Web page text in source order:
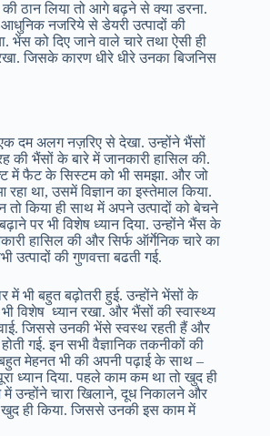
ठान लिया तो आगे बढ़ने से क्या डरना.
आधुनिक नजरिये से डेयरी उत्पादों की
भेंस को दिए जाने वाले चारे तथा ऐसी ही
जिसके कारण धीरे धीरे उनका बिजनिस
दम अलग नज़रिए से देखा. उन्होंने भैंसों
की भैंसों के बारे में जानकारी हासिल की.
में फैट के सिस्टम को भी समझा. और जो
था, उसमें विज्ञान का इस्तेमाल किया.
तो किया ही साथ में अपने उत्पादों को बेचने
पर भी विशेष ध्यान दिया. उन्होंने भैंस के
हासिल की और सिर्फ ऑर्गेनिक चारे का
उत्पादों की गुणवत्ता बढती गई.
में भी बहुत बढ़ोतरी हुई. उन्होंने भेंसों के
विशेष ध्यान रखा. और भैंसों की स्वास्थ्य
जिससे उनकी भेंसे स्वस्थ रहती हैं और
होती गई. इन सभी वैज्ञानिक तकनीकों की
मेहनत भी की अपनी पढ़ाई के साथ –
ध्यान दिया. पहले काम कम था तो खुद ही
उन्होंने चारा खिलाने, दूध निकालने और
ही किया. जिससे उनकी इस काम में